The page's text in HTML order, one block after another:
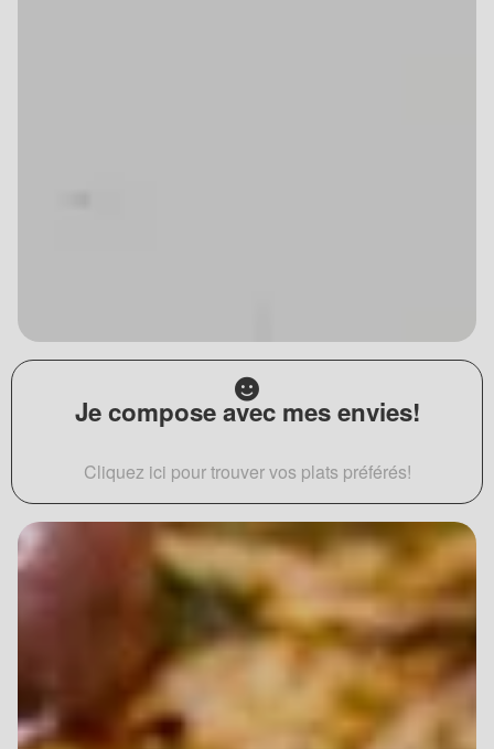
Je compose avec mes envies!
Cliquez ici pour trouver vos plats préférés!